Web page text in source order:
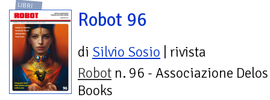
LIBRI
Robot 96
di Silvio Sosio | rivista
Robot n. 96 - Associazione Delos
Books